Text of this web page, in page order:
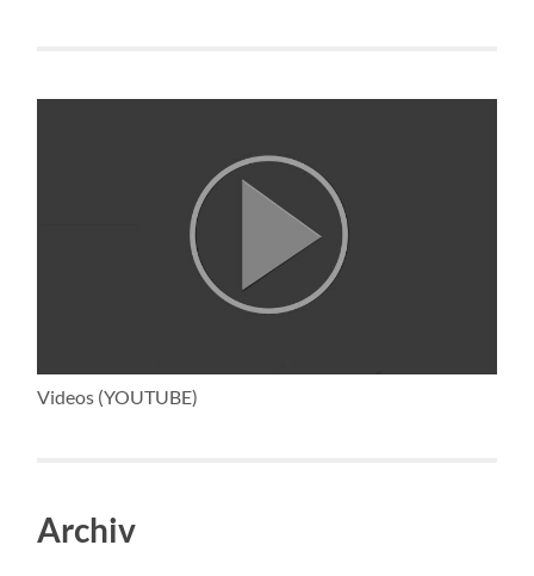
Videos (YOUTUBE)
Archiv